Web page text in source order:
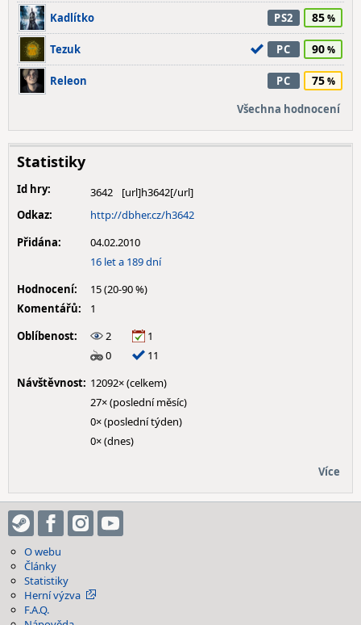
Kadlítko PS2 85
Tezuk PC 90
Releon PC 75
Všechna hodnocení
Statistiky
Id hry:
3642
Odkaz:
http://dbher.cz/h3642
Přidána:
04.02.2010
16 let a 189 dní
Hodnocení:
15 (20-90 %)
Komentářů:
1
Oblíbenost:
2
1
0
11
Návštěvnost: 12092× (celkem)
27× (poslední měsíc)
0× (poslední týden)
0× (dnes)
Více
O webu
Články
Statistiky
Herní výzva
F.A.Q.